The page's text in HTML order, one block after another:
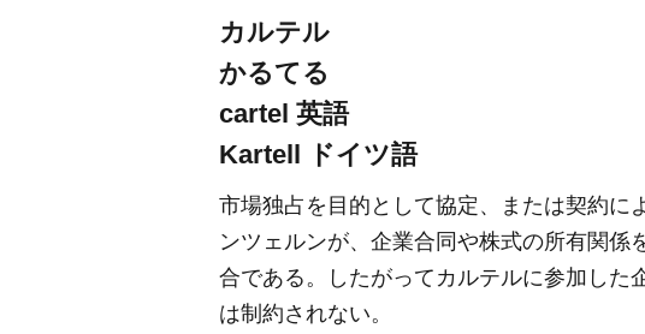
カルテル
かるてる
cartel 英語
Kartell ドイツ語
市場独占を目的として協定、または契約に
ンツェルンが、企業合同や株式の所有関
合である。したがってカルテルに参加した
は制約されない。